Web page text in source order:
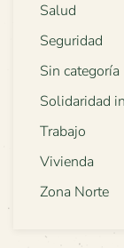
Salud
Seguridad
Sin categoría
Solidaridad
Trabajo
Vivienda
Zona Norte